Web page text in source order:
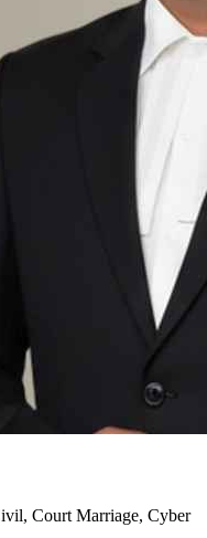
Court Marriage, Cyber